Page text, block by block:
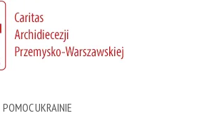
POMOC UKRAINIE